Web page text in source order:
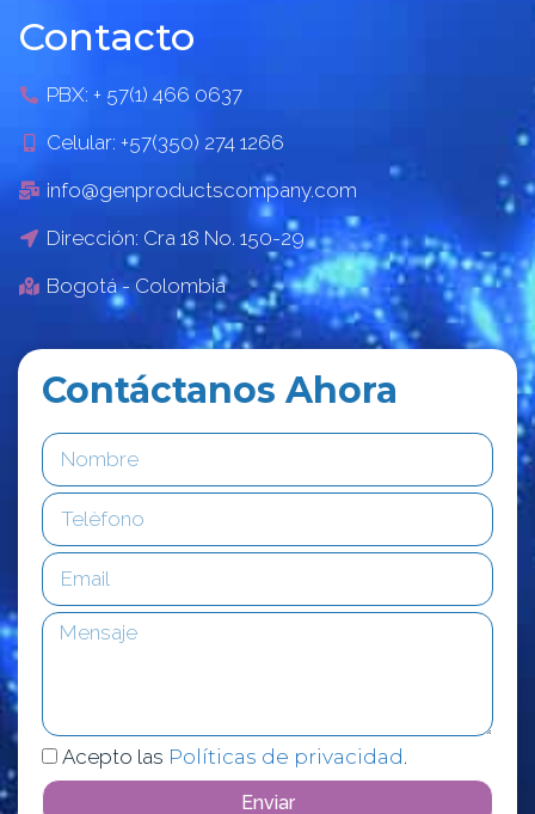
Contacto
PBX: + 57(1) 466 0637
Celular: +57(350) 274 1266
info@genproductscompany.com
Dirección: Cra 18 No. 150-29
Bogotá - Colombia
Contáctanos Ahora
Acepto las Políticas de privacidad.
Enviar